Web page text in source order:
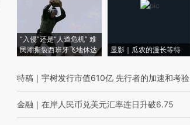
“入侵”还是“人道危机” 难
民潮撕裂西班牙飞地休达
显影｜瓜农的漫长等待
特稿 ｜ 宇树发行市值610亿 先行者的加速和考验
金融 ｜ 在岸人民币兑美元汇率连日升破6.75